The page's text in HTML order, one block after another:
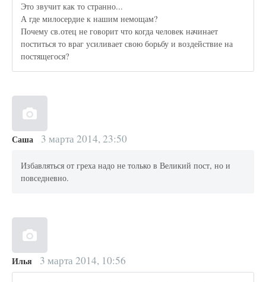
Это звучит как то странно...
А где милосердие к нашим немощам?
Почему св.отец не говорит что когда человек начинает
поститься то враг усиливает свою борьбу и воздействие на
постящегося?
Саша 3 марта 2014, 23:50
Избавляться от греха надо не только в Великий пост, но и
повседневно.
Илья 3 марта 2014, 10:56